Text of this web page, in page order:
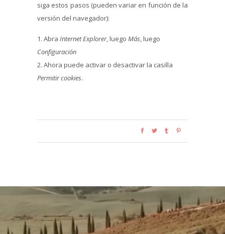
siga estos pasos (pueden variar en función de la
versión del navegador):
Abra Internet Explorer, luego Más, luego
Configuración
Ahora puede activar o desactivar la casilla
Permitir cookies.